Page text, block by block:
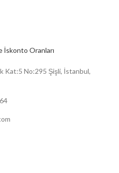
Kat:5 No:295 Şişli, İstanbul,